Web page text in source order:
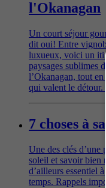
l'Okanagan
Un court séjour
dit oui! Entre
luxueux, voici un
paysages sublimes
l’Okanagan, tout
qui valent le détour.
7 choses à
Une des clés d’une
soleil et savoir bien
d’ailleurs essentiel
temps. Rappels